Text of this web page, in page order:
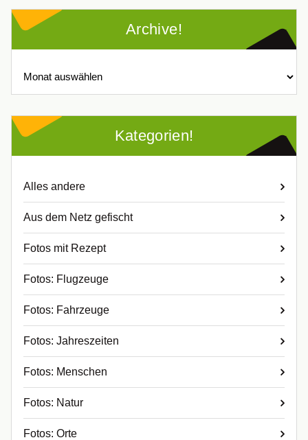
Archive!
Kategorien!
Alles andere
Aus dem Netz gefischt
Fotos mit Rezept
Fotos: Flugzeuge
Fotos: Fahrzeuge
Fotos: Jahreszeiten
Fotos: Menschen
Fotos: Natur
Fotos: Orte